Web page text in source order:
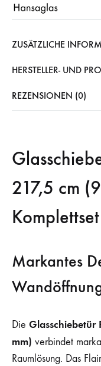
ZUSÄTZLICHE
HERSTELLER- UND
REZENSIONEN (0)
217,5 cm
Komplettset
Markantes
Die Glasschiebetür
mm) verbindet
Raumlösung. Das